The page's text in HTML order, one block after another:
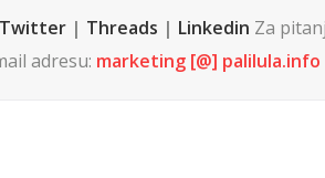
Twitter| Threads | Linkedin Za
adresu: marketing [@] palilula.info